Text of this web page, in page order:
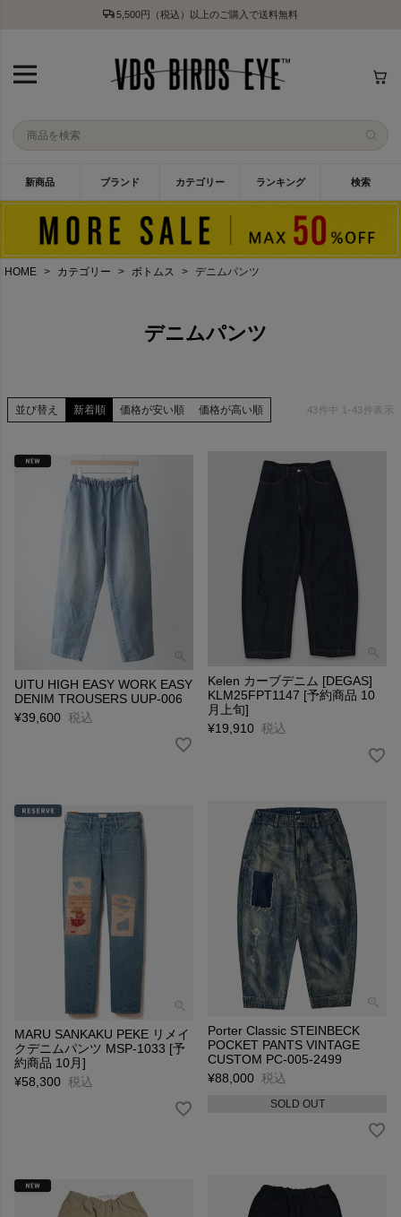
5,500円（税込）以上のご購入で送料無料
新商品 ブランド カテゴリー ランキング 検索
HOME カテゴリー ボトムス デニムパンツ
デニムパンツ
並び替え 新着順 価格が安い順 価格が高い順 43 件中 1 - 43 件表示
UITU HIGH EASY WORK EASY
DENIM TROUSERS UUP-006
¥39,600 税込
Kelen カーブデニム [DEGAS]
KLM25FPT1147 [予約商品 10
月上旬]
¥19,910 税込
MARU SANKAKU PEKE リメイ
クデニムパンツ MSP-1033 [予
約商品 10月]
¥58,300 税込
Porter Classic STEINBECK
POCKET PANTS VINTAGE
CUSTOM PC-005-2499
¥88,000 税込
SOLD OUT